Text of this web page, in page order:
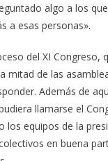
algo a los
a esas personas».
del XI Congreso,
mitad de las
Además de
llamarse el
los equipos de la
en buena